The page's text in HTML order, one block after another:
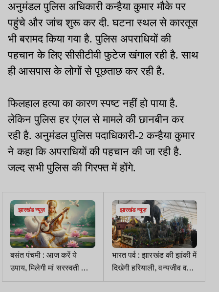
अनुमंडल पुलिस अधिकारी कन्हैया कुमार मौके पर
पहुंचे और जांच शुरू कर दी. घटना स्थल से कारतूस
भी बरामद किया गया है. पुलिस अपराधियों की
पहचान के लिए सीसीटीवी फुटेज खंगाल रही है. साथ
ही आसपास के लोगों से पूछताछ कर रही है.
फिलहाल हत्या का कारण स्पष्ट नहीं हो पाया है.
लेकिन पुलिस हर एंगल से मामले की छानबीन कर
रही है. अनुमंडल पुलिस पदाधिकारी-2 कन्हैया कुमार
ने कहा कि अपराधियों की पहचान की जा रही है.
जल्द सभी पुलिस की गिरफ्त में होंगे.
झारखंड न्यूज़
बसंत पंचमी : आज करें ये
उपाय, मिलेगी मां सरस्वती की
कृपा
झारखंड न्यूज़
भारत पर्व : झारखंड की झांकी में
दिखेगी हरियाली, वन्यजीव व
आदिवासी संस्कृति की झलक